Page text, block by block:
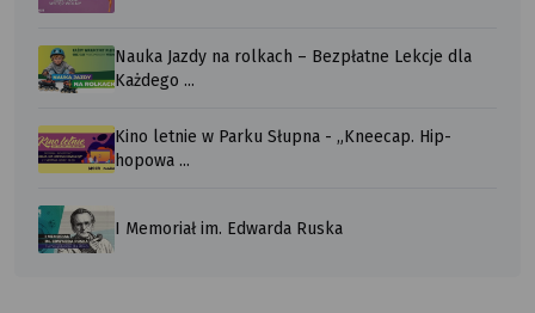
Nauka Jazdy na rolkach – Bezpłatne Lekcje dla
Każdego ...
Kino letnie w Parku Słupna - „Kneecap. Hip-
hopowa ...
I Memoriał im. Edwarda Ruska